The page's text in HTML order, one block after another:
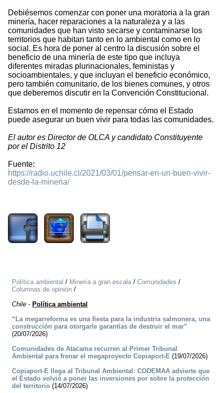
Debiésemos comenzar con poner una moratoria a la gran
minería, hacer reparaciones a la naturaleza y a las
comunidades que han visto secarse y contaminarse los
territorios que habitan tanto en lo ambiental como en lo
social. Es hora de poner al centro la discusión sobre el
beneficio de una minería de este tipo que incluya
diferentes miradas plurinacionales, feministas y
socioambientales, y que incluyan el beneficio económico,
pero también comunitario, de los bienes comunes, y otros
que deberemos discutir en la Convención Constitucional.
Estamos en el momento de repensar cómo el Estado
puede asegurar un buen vivir para todas las comunidades.
El autor es Director de OLCA y candidato Constituyente
por el Distrito 12
Fuente:
https://radio.uchile.cl/2021/03/01/pensar-en-un-buen-vivir-
desde-la-mineria/
Política ambiental / Minería a gran escala/ Comunidades /
Columnas de opinión /
Chile - Política ambiental
“La megarreforma es una fiesta para la industria salmonera, una
construcción para otorgarle garantías de destruir el mar”
(20/07/2026)
Comunidades de Atacama recurren al Primer Tribunal
Ambiental para frenar el megaproyecto Copiaport-E (19/07/2026)
Copiaport-E llega al Tribunal Ambiental: CODEMAA advierte que
el Estado volvió a poner las inversiones por sobre la protección
del territorio (14/07/2026)